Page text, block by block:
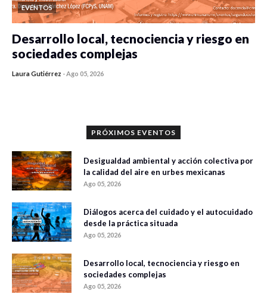
EVENTOS
Desarrollo local, tecnociencia y riesgo en
sociedades complejas
Laura Gutiérrez -Ago 05, 2026
PRÓXIMOS EVENTOS
Desigualdad ambiental y acción colectiva por
la calidad del aire en urbes mexicanas
Ago 05, 2026
Diálogos acerca del cuidado y el autocuidado
desde la práctica situada
Ago 05, 2026
Desarrollo local, tecnociencia y riesgo en
sociedades complejas
Ago 05, 2026